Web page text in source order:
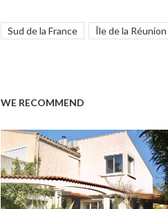
Sud de la France Île de la Réunion
WE RECOMMEND